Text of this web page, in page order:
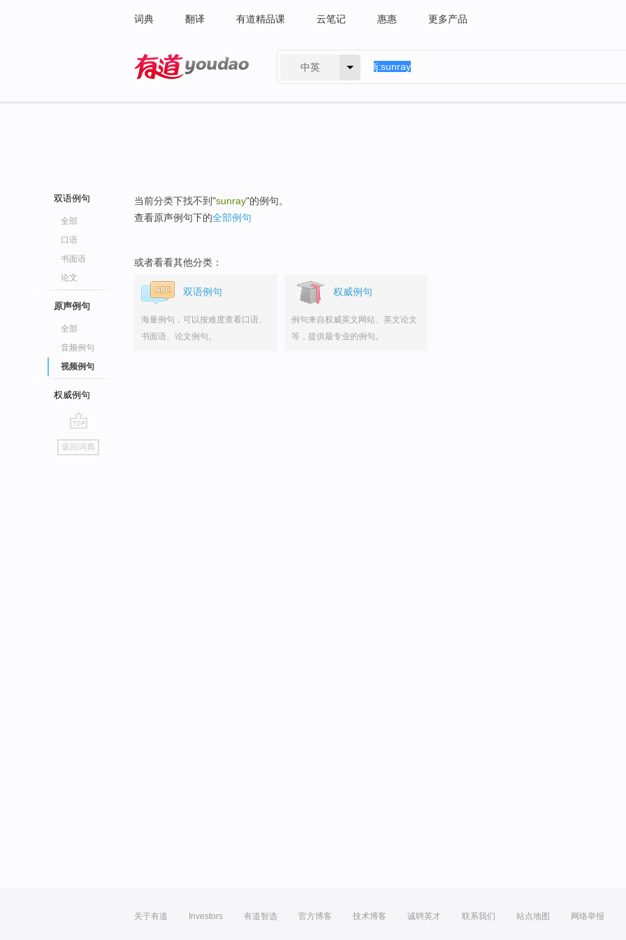
词典 翻译 有道精品课 云笔记 惠惠 更多产品
中英
双语例句
全部
口语
书面语
论文
原声例句
全部
音频例句
视频例句
权威例句
go
top
返回词典
当前分类下找不到"sunray"的例句。
查看原声例句下的全部例句
或者看看其他分类：
双语例句
海量例句，可以按难度查看口语、
书面语、论文例句。
权威例句
例句来自权威英文网站、英文论文
等，提供最专业的例句。
关于有道 Investors 有道智选 官方博客 技术博客 诚聘英才 联系我们 站点地图 网络举报